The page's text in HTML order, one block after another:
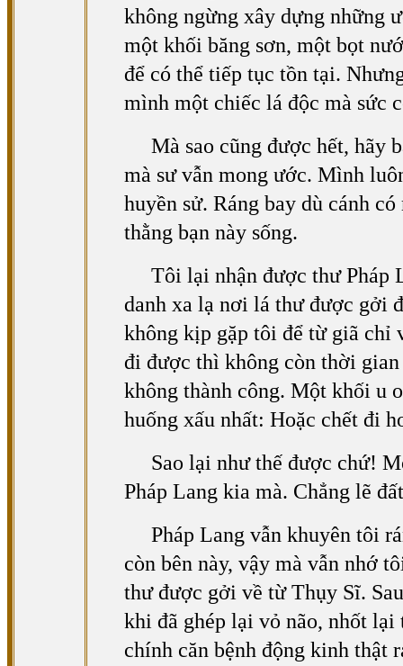
không ngừng xây dựng những
một khối băng sơn, một bọt
để có thể tiếp tục tồn tại.
mình một chiếc lá độc mà sức
Mà sao cũng được hết, hãy
mà sư vẫn mong ước. Mình
huyền sử. Ráng bay dù cánh
thằng bạn này sống.
Tôi lại nhận được thư Pháp
danh xa lạ nơi lá thư được gởi
không kịp gặp tôi để từ giã chỉ
đi được thì không còn thời
không thành công. Một khối u
huống xấu nhất: Hoặc chết đi
Sao lại như thế được chứ!
Pháp Lang kia mà. Chẳng lẽ
Pháp Lang vẫn khuyên tôi
còn bên này, vậy mà vẫn nhớ
thư được gởi về từ Thụy Sĩ.
khi đã ghép lại vỏ não, nhốt lại
chính căn bệnh động kinh thật